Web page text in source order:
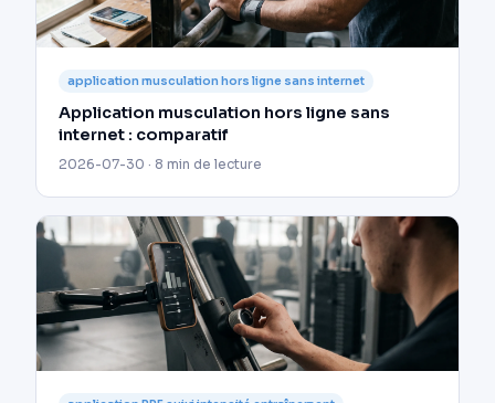
application musculation hors ligne sans internet
Application musculation hors ligne sans
internet : comparatif
2026-07-30 · 8 min de lecture